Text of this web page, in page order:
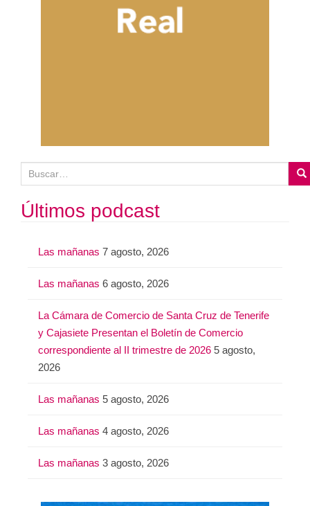
u
sÚltimos podcast
Las mañanas 7 agosto, 2026
Las mañanas 6 agosto, 2026
La Cámara de Comercio de Santa Cruz de Tenerife
y Cajasiete Presentan el Boletín de Comercio
correspondiente al II trimestre de 2026 5 agosto,
2026
Las mañanas 5 agosto, 2026
Las mañanas 4 agosto, 2026
Las mañanas 3 agosto, 2026